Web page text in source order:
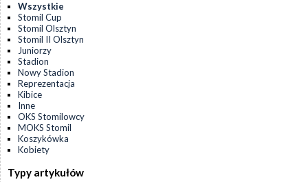
Wszystkie
Stomil Cup
Stomil Olsztyn
Stomil II Olsztyn
Juniorzy
Stadion
Nowy Stadion
Reprezentacja
Kibice
Inne
OKS Stomilowcy
MOKS Stomil
Koszykówka
Kobiety
Typy artykułów